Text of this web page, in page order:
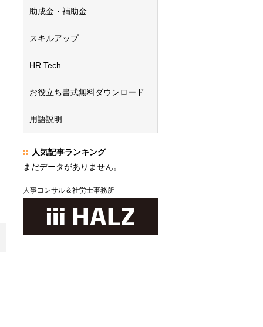
助成金・補助金
スキルアップ
HR Tech
お役立ち書式無料ダウンロード
用語説明
人気記事ランキング
まだデータがありません。
人事コンサル＆社労士事務所